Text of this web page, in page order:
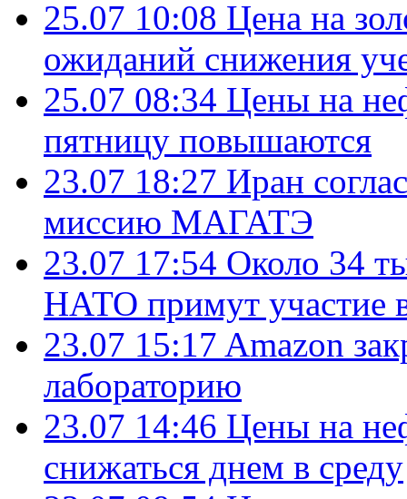
25.07 10:08 Цена на
ожиданий снижения
25.07 08:34 Цены на
пятницу повышаются
23.07 18:27 Иран
миссию МАГАТЭ
23.07 17:54 Около 34
НАТО примут участие
23.07 15:17 Amazon
лабораторию
23.07 14:46 Цены на
снижаться днем в среду